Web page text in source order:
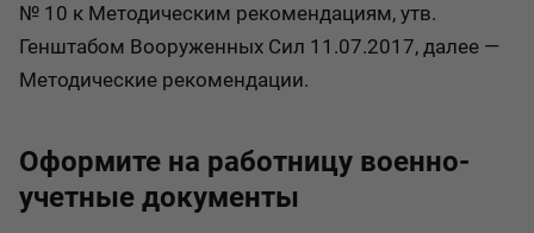
№ 10 к Методическим рекомендациям, утв.
Генштабом Вооруженных Сил 11.07.2017, далее —
Методические рекомендации.
Оформите на работницу военно-
учетные документы